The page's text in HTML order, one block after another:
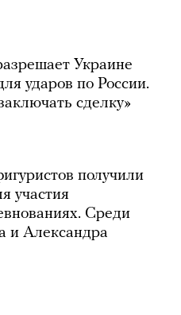
Украине
ударов по России.
сделку»
получили
участия
Среди
и Александра